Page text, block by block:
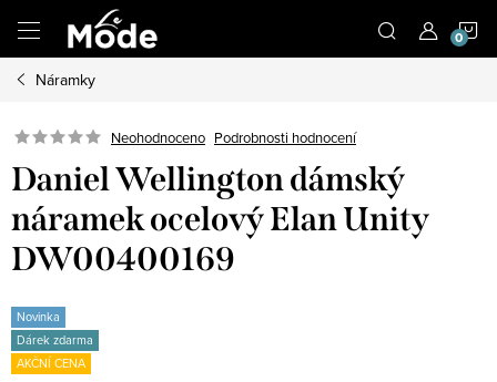
obsah
Náramky
Neohodnoceno Podrobnosti hodnocení
Daniel Wellington dámský
náramek ocelový Elan Unity
DW00400169
Novinka
Dárek zdarma
AKČNÍ CENA